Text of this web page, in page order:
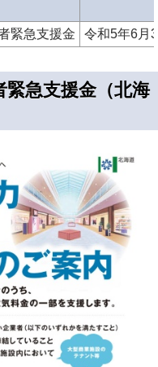
緊急支援金 令和5年6月
緊急支援金（北海